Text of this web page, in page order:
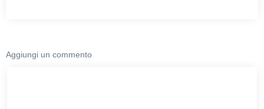
Aggiungi un commento